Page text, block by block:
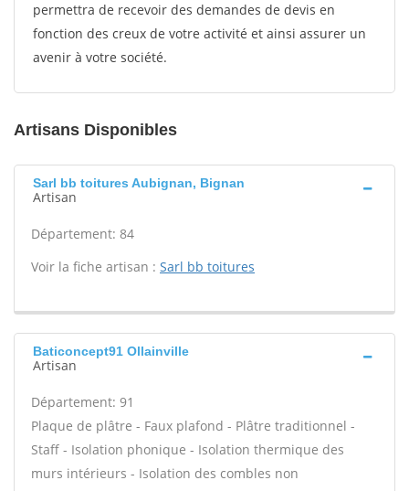
permettra de recevoir des demandes de devis en
fonction des creux de votre activité et ainsi assurer un
avenir à votre société.
Artisans Disponibles
Sarl bb toitures Aubignan, Bignan
Artisan
Département: 84
Voir la fiche artisan : Sarl bb toitures
Baticoncept91 Ollainville
Artisan
Département: 91
Plaque de plâtre - Faux plafond - Plâtre traditionnel -
Staff - Isolation phonique - Isolation thermique des
murs intérieurs - Isolation des combles non